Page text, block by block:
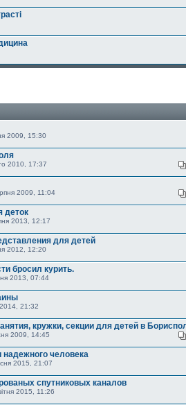
2009, 15:30
2010, 17:37
2009, 11:04
деток
2013, 12:17
для детей
2012, 12:20
бросил курить.
2013, 07:44
2014, 21:32
кружки, секции для детей в
2009, 14:45
надежного человека
2015, 21:07
спутниковых каналов
2015, 11:26